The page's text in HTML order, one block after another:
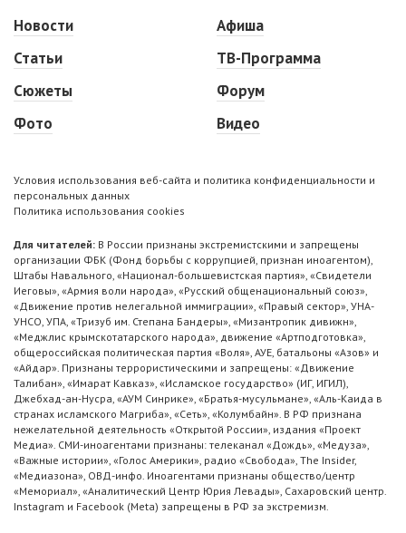
Новости
Статьи
Сюжеты
Фото
Афиша
ТВ-Программа
Форум
Видео
Условия использования веб-сайта и политика конфиденциальности и
персональных данных
Политика использования cookies
Для читателей: В России признаны экстремистскими и запрещены
организации ФБК (Фонд борьбы с коррупцией, признан иноагентом),
Штабы Навального, «Национал-большевистская партия», «Свидетели
Иеговы», «Армия воли народа», «Русский общенациональный союз»,
«Движение против нелегальной иммиграции», «Правый сектор», УНА-
УНСО, УПА, «Тризуб им. Степана Бандеры», «Мизантропик дивижн»,
«Меджлис крымскотатарского народа», движение «Артподготовка»,
общероссийская политическая партия «Воля», АУЕ, батальоны «Азов» и
«Айдар». Признаны террористическими и запрещены: «Движение
Талибан», «Имарат Кавказ», «Исламское государство» (ИГ, ИГИЛ),
Джебхад-ан-Нусра, «АУМ Синрике», «Братья-мусульмане», «Аль-Каида в
странах исламского Магриба», «Сеть», «Колумбайн». В РФ признана
нежелательной деятельность «Открытой России», издания «Проект
Медиа». СМИ-иноагентами признаны: телеканал «Дождь», «Медуза»,
«Важные истории», «Голос Америки», радио «Свобода», The Insider,
«Медиазона», ОВД-инфо. Иноагентами признаны общество/центр
«Мемориал», «Аналитический Центр Юрия Левады», Сахаровский центр.
Instagram и Facebook (Metа) запрещены в РФ за экстремизм.